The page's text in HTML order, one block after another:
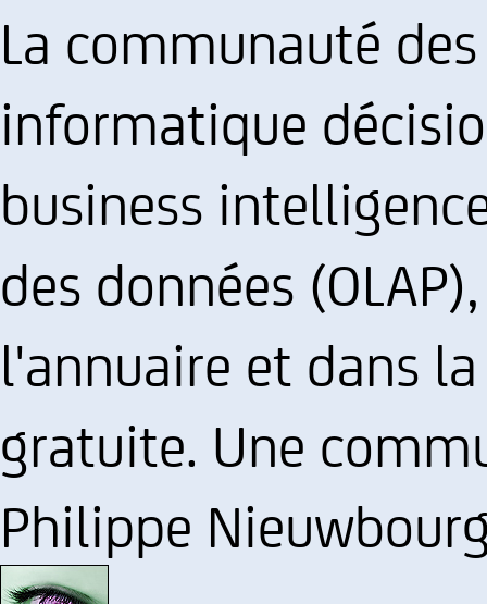
La communauté
informatique
business
des données
l'annuaire et dans
gratuite. Une
Philippe